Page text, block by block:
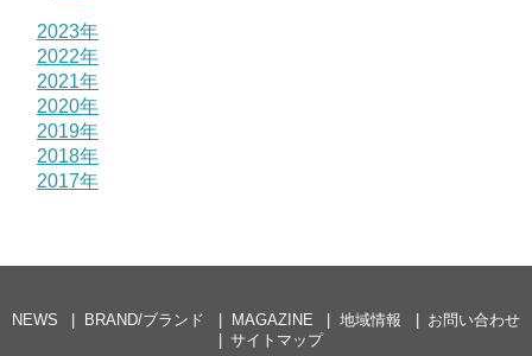
2023年
2022年
2021年
2020年
2019年
2018年
2017年
NEWS BRAND/ブランド MAGAZINE 地域情報
お問い合わせ
サイトマップ